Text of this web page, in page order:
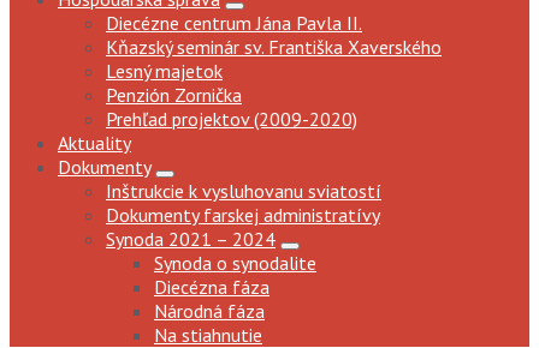
Diecézne centrum Jána Pavla II.
Kňazský seminár sv. Františka Xaverského
Lesný majetok
Penzión Zornička
Prehľad projektov (2009-2020)
Aktuality
Dokumenty
Inštrukcie k vysluhovanu sviatostí
Dokumenty farskej administratívy
Synoda 2021 – 2024
Synoda o synodalite
Diecézna fáza
Národná fáza
Na stiahnutie